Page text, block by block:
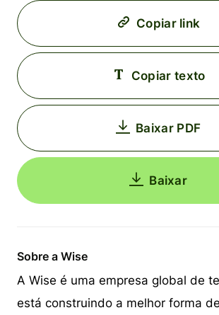
Copiar link
Copiar texto
Baixar PDF
Baixar
Sobre a Wise
A Wise é uma empresa global de
está construindo a melhor forma